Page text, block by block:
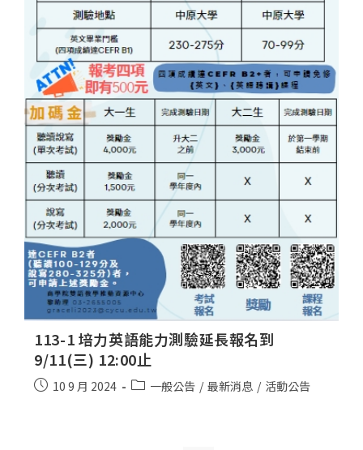
113-1 培力英語能力測驗延長報名到
9/11(三) 12:00止
10 9 月 2024 一般公告 / 最新消息 / 活動公告